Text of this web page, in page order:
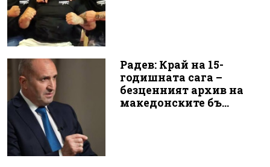
Радев: Край на 15-
годишната сага –
безценният архив на
македонските бъ...